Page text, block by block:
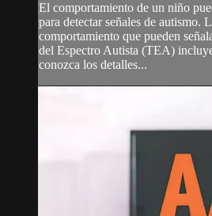
El comportamiento de un niño
para detectar señales de autismo.
comportamiento que pueden
del Espectro Autista (TEA)
conozca los detalles...